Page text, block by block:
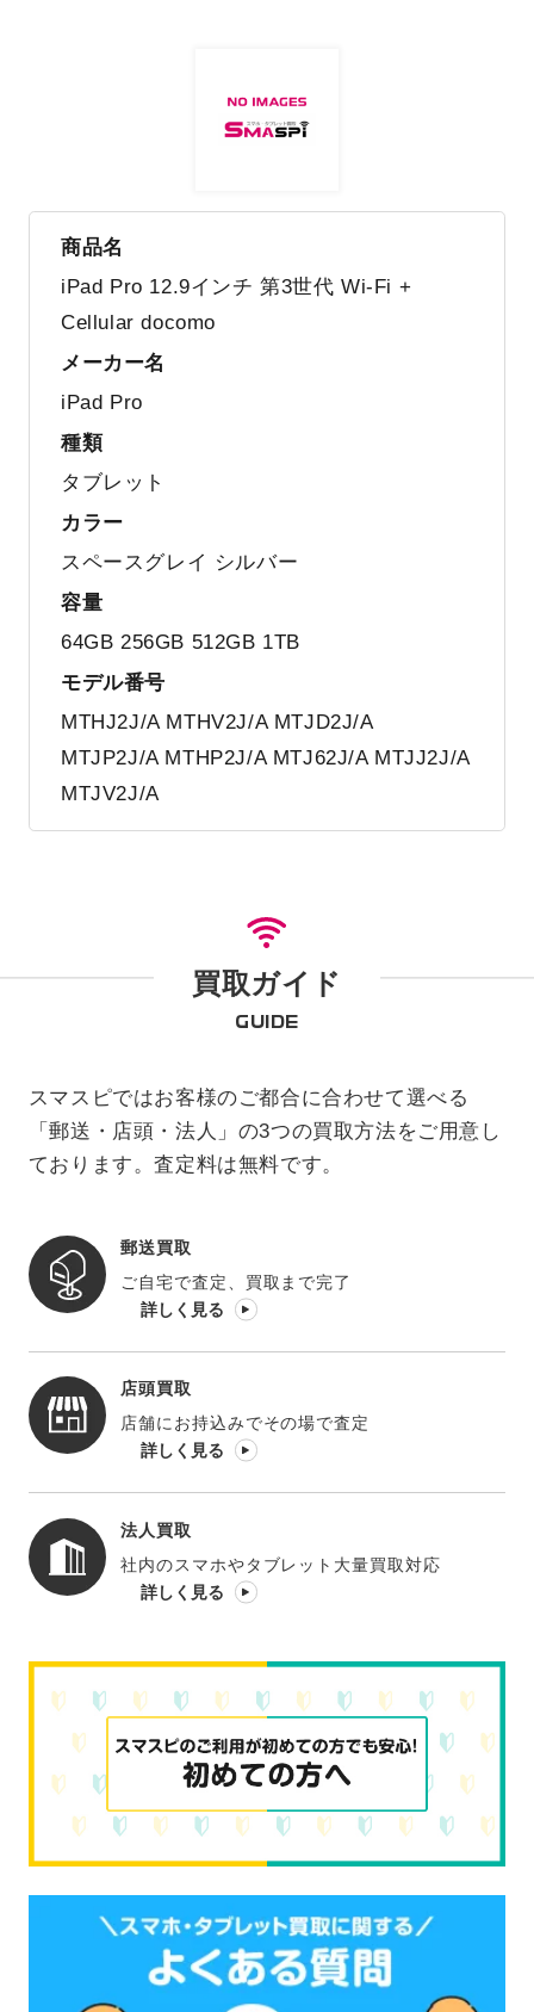
商品名
iPad Pro 12.9インチ 第3世代 Wi-Fi +
Cellular docomo
メーカー名
iPad Pro
種類
タブレット
カラー
スペースグレイ シルバー
容量
64GB 256GB 512GB 1TB
モデル番号
MTHJ2J/A MTHV2J/A MTJD2J/A
MTJP2J/A MTHP2J/A MTJ62J/A MTJJ2J/A
MTJV2J/A
買取ガイド
GUIDE
スマスピではお客様のご都合に合わせて選べる
「郵送・店頭・法人」の3つの買取方法をご用意し
ております。査定料は無料です。
郵送買取
ご自宅で査定、買取まで完了
詳しく見る
店頭買取
店舗にお持込みでその場で査定
詳しく見る
法人買取
社内のスマホやタブレット大量買取対応
詳しく見る